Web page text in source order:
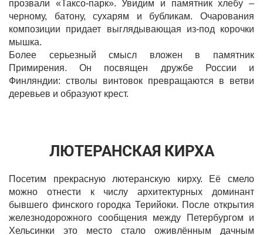
прозвали «Таксо-парк». Увидим и памятник хлебу –
черному, батону, сухарям и бубликам. Очарования
композиции придает выглядывающая из-под корочки
мышка.
Более серьезный смысл вложен в памятник
Примирения. Он посвящен дружбе России и
Финляндии: стволы винтовок превращаются в ветви
деревьев и образуют крест.
ЛЮТЕРАНСКАЯ КИРХА
Посетим прекрасную лютеранскую кирху. Её смело
можно отнести к числу архитектурных доминант
бывшего финского городка Терийоки. После открытия
железнодорожного сообщения между Петербургом и
Хельсинки это место стало оживлённым дачным